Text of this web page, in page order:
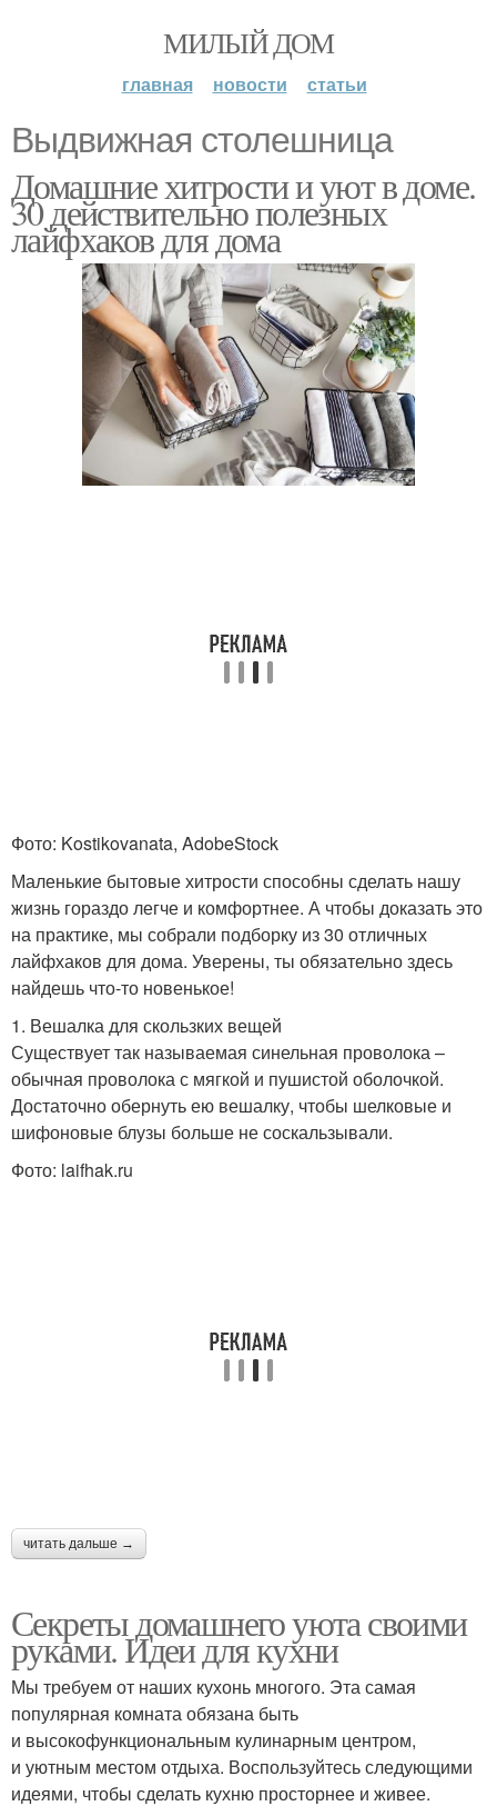
МИЛЫЙ ДОМ
главная новости статьи
Выдвижная столешница
Домашние хитрости и уют в доме.
30 действительно полезных
лайфхаков для дома
Фото: Kostikovanata, AdobeStock
Маленькие бытовые хитрости способны сделать нашу
жизнь гораздо легче и комфортнее. А чтобы доказать это
на практике, мы собрали подборку из 30 отличных
лайфхаков для дома. Уверены, ты обязательно здесь
найдешь что-то новенькое!
1. Вешалка для скользких вещей
Существует так называемая синельная проволока –
обычная проволока с мягкой и пушистой оболочкой.
Достаточно обернуть ею вешалку, чтобы шелковые и
шифоновые блузы больше не соскальзывали.
Фото: laifhak.ru
читать дальше →
Секреты домашнего уюта своими
руками. Идеи для кухни
Мы требуем от наших кухонь многого. Эта самая
популярная комната обязана быть
и высокофункциональным кулинарным центром,
и уютным местом отдыха. Воспользуйтесь следующими
идеями, чтобы сделать кухню просторнее и живее.